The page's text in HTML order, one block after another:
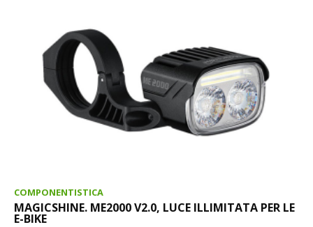
COMPONENTISTICA
MAGICSHINE. ME2000 V2.0, LUCE ILLIMITATA PER LE
E-BIKE